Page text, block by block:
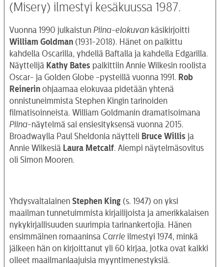
(Misery) ilmestyi kesäkuussa 1987.
Vuonna 1990 julkaistun Piina-elokuvan käsikirjoitti
William Goldman (1931-2018). Hänet on palkittu
kahdella Oscarilla, yhdellä Baftalla ja kahdella Edgarilla.
Näyttelijä Kathy Bates palkittiin Annie Wilkesin roolista
Oscar- ja Golden Globe -pysteillä vuonna 1991. Rob
Reinerin ohjaamaa elokuvaa pidetään yhtenä
onnistuneimmista Stephen Kingin tarinoiden
filmatisoinneista. William Goldmanin dramatisoimana
Piina-näytelmä sai ensiesityksensä vuonna 2015.
Broadwaylla Paul Sheldonia näytteli Bruce Willis ja
Annie Wilkesiä Laura Metcalf. Aiempi näytelmäsovitus
oli Simon Mooren.
Yhdysvaltalainen Stephen King (s. 1947) on yksi
maailman tunnetuimmista kirjailijoista ja amerikkalaisen
nykykirjallisuuden suurimpia tarinankertojia. Hänen
ensimmäinen romaaninsa Carrie ilmestyi 1974, minkä
jälkeen hän on kirjoittanut yli 60 kirjaa, jotka ovat kaikki
olleet maailmanlaajuisia myyntimenestyksiä.